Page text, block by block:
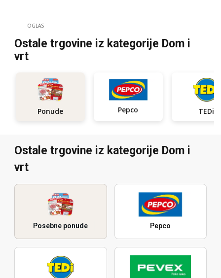
OGLAS
Ostale trgovine iz kategorije Dom i
vrt
Ponude Pepco TEDi
Ostale trgovine iz kategorije Dom i
vrt
Posebne ponude Pepco